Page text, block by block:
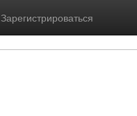
Зарегистрироваться